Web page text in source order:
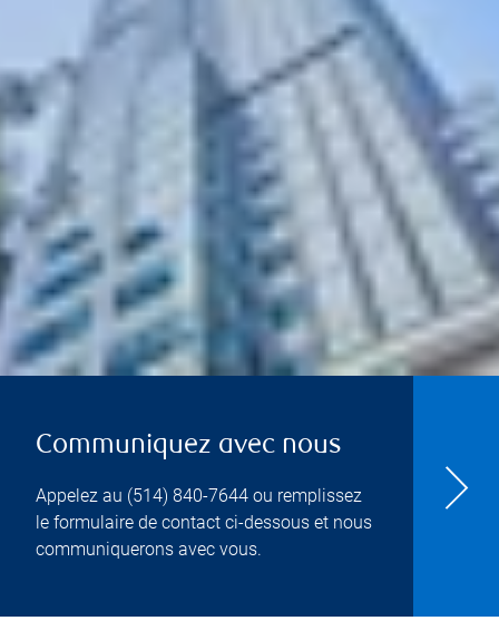
Communiquez avec nous
Appelez au (514) 840-7644 ou remplissez
le formulaire de contact ci-dessous et nous
communiquerons avec vous.